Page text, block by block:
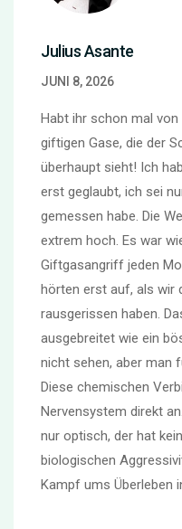
Julius Asante
JUNI 8, 2026
Habt ihr schon mal von
giftigen Gase, die der
überhaupt sieht! Ich
erst geglaubt, ich sei
gemessen habe. Die
extrem hoch. Es war
Giftgasangriff jeden
hörten erst auf, als wir
rausgerissen haben.
ausgebreitet wie ein
nicht sehen, aber man
Diese chemischen
Nervensystem direkt
nur optisch, der hat
biologischen
Kampf ums Überleben